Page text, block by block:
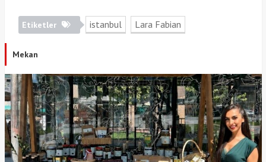
Etiketler istanbul Lara Fabian
Mekan